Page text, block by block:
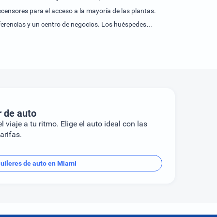
para el acceso a la mayoría de las plantas.
y un centro de negocios. Los huéspedes
entre desayuno, almuerzo y cena.En el alojamiento
de auto
viaje a tu ritmo. Elige el auto ideal con las
de auto en Miami